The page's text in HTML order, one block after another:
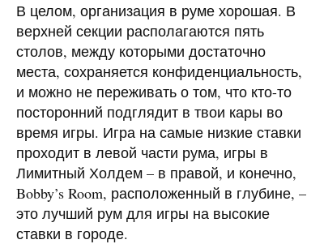
В целом, организация в руме хорошая. В
верхней секции располагаются пять
столов, между которыми достаточно
места, сохраняется конфиденциальность,
и можно не переживать о том, что кто-то
посторонний подглядит в твои кары во
время игры. Игра на самые низкие ставки
проходит в левой части рума, игры в
Лимитный Холдем – в правой, и конечно,
Bobby’s Room, расположенный в глубине, –
это лучший рум для игры на высокие
ставки в городе.